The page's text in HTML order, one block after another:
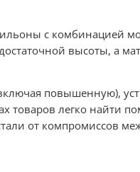
с комбинацией
высоты, а
повышенную),
товаров легко найти
от компромиссов